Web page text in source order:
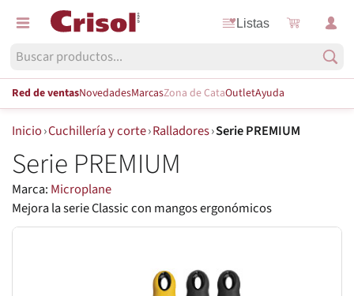
Listas
Red de ventasNovedadesMarcasZona de CataOutletAyuda
Inicio›Cuchillería y corte›Ralladores›Serie PREMIUM
Serie PREMIUM
Marca: Microplane
Mejora la serie Classic con mangos ergonómicos